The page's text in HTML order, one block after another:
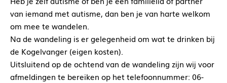
van iemand met autisme, dan ben je van harte welkom
om mee te wandelen.
Na de wandeling is er gelegenheid om wat te drinken bij
de Kogelvanger (eigen kosten).
Uitsluitend op de ochtend van de wandeling zijn wij voor
afmeldingen te bereiken op het telefoonnummer: 06-